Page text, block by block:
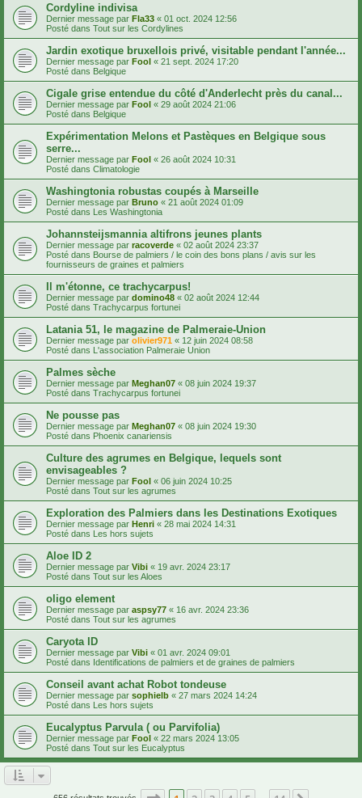
Cordyline indivisa
Dernier message par Fla33 « 01 oct. 2024 12:56
Posté dans Tout sur les Cordylines
Jardin exotique bruxellois privé, visitable pendant l'année...
Dernier message par Fool « 21 sept. 2024 17:20
Posté dans Belgique
Cigale grise entendue du côté d'Anderlecht près du canal...
Dernier message par Fool « 29 août 2024 21:06
Posté dans Belgique
Expérimentation Melons et Pastèques en Belgique sous
serre...
Dernier message par Fool « 26 août 2024 10:31
Posté dans Climatologie
Washingtonia robustas coupés à Marseille
Dernier message par Bruno « 21 août 2024 01:09
Posté dans Les Washingtonia
Johannsteijsmannia altifrons jeunes plants
Dernier message par racoverde « 02 août 2024 23:37
Posté dans Bourse de palmiers / le coin des bons plans / avis sur les
fournisseurs de graines et palmiers
Il m'étonne, ce trachycarpus!
Dernier message par domino48 « 02 août 2024 12:44
Posté dans Trachycarpus fortunei
Latania 51, le magazine de Palmeraie-Union
Dernier message par olivier971 « 12 juin 2024 08:58
Posté dans L'association Palmeraie Union
Palmes sèche
Dernier message par Meghan07 « 08 juin 2024 19:37
Posté dans Trachycarpus fortunei
Ne pousse pas
Dernier message par Meghan07 « 08 juin 2024 19:30
Posté dans Phoenix canariensis
Culture des agrumes en Belgique, lequels sont
envisageables ?
Dernier message par Fool « 06 juin 2024 10:25
Posté dans Tout sur les agrumes
Exploration des Palmiers dans les Destinations Exotiques
Dernier message par Henri « 28 mai 2024 14:31
Posté dans Les hors sujets
Aloe ID 2
Dernier message par Vibi « 19 avr. 2024 23:17
Posté dans Tout sur les Aloes
oligo element
Dernier message par aspsy77 « 16 avr. 2024 23:36
Posté dans Tout sur les agrumes
Caryota ID
Dernier message par Vibi « 01 avr. 2024 09:01
Posté dans Identifications de palmiers et de graines de palmiers
Conseil avant achat Robot tondeuse
Dernier message par sophielb « 27 mars 2024 14:24
Posté dans Les hors sujets
Eucalyptus Parvula ( ou Parvifolia)
Dernier message par Fool « 22 mars 2024 13:05
Posté dans Tout sur les Eucalyptus